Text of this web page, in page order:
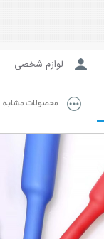
لوازم شخصی
محصولات مشابه